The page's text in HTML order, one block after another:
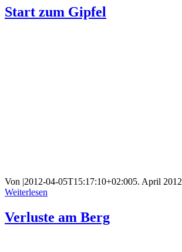
Start zum Gipfel
Von |2012-04-05T15:17:10+02:005. April 2012
Weiterlesen
Verluste am Berg